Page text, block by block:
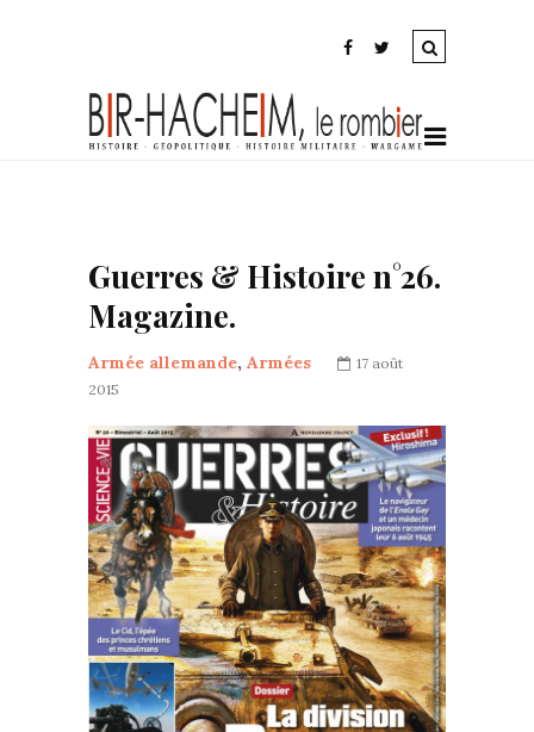
Guerres & Histoire n°26.
Magazine.
Armée allemande, Armées
17 août
2015